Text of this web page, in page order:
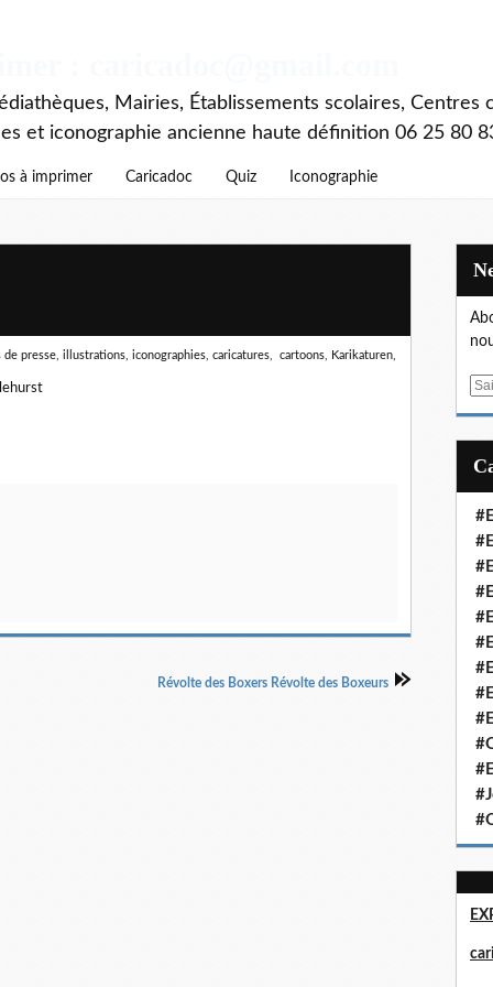
Mairies, Établissements scolaires, Centres
et iconographie ancienne haute définition 06 25 80
à imprimer Caricadoc Quiz Iconographie
presse, illustrations, iconographies, caricatures, cartoons, Karikaturen,
Révolte des Boxers Révolte des Boxeurs
E